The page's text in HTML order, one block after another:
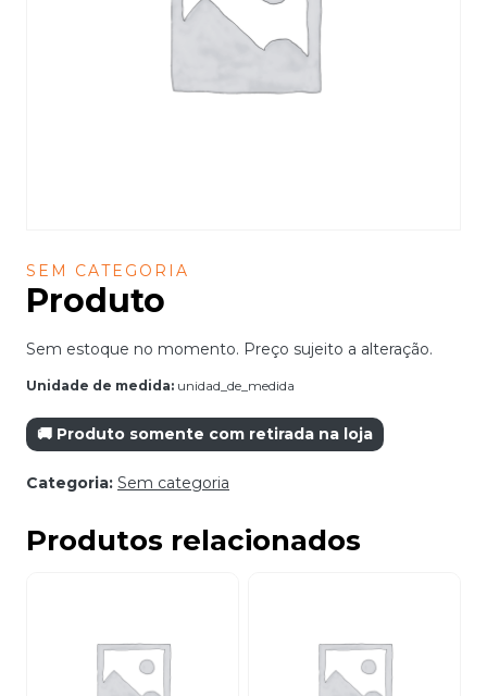
SEM CATEGORIA
Produto
Sem estoque no momento. Preço sujeito a alteração.
Unidade de medida: unidad_de_medida
🚚 Produto somente com retirada na loja
Categoria: Sem categoria
Produtos relacionados